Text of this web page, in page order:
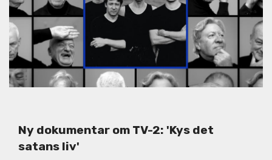
Ny dokumentar om TV-2: 'Kys det
satans liv'